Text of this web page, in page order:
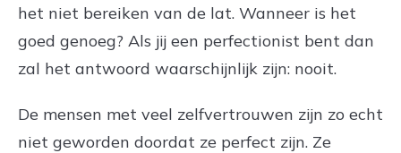
het niet bereiken van de lat. Wanneer is het
goed genoeg? Als jij een perfectionist bent dan
zal het antwoord waarschijnlijk zijn: nooit.
De mensen met veel zelfvertrouwen zijn zo echt
niet geworden doordat ze perfect zijn. Ze